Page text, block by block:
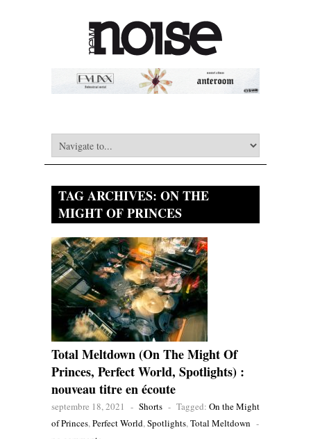
TAG ARCHIVES: ON THE
MIGHT OF PRINCES
Total Meltdown (On The Might Of
Princes, Perfect World, Spotlights) :
nouveau titre en écoute
septembre 18, 2021 - Shorts - Tagged: On the Might
of Princes,Perfect World,Spotlights,Total Meltdown -